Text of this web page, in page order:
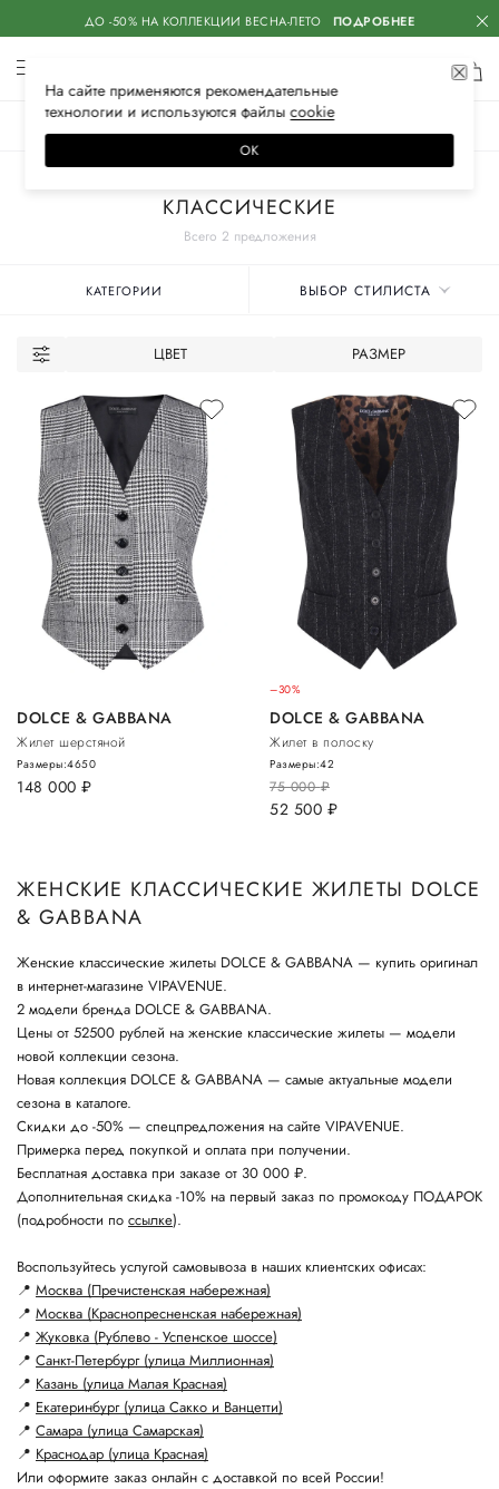
ДО -50% НА КОЛЛЕКЦИИ ВЕСНА-ЛЕТО ПОДРОБНЕЕ
Всего 2 предложения
КЛАССИЧЕСКИЕ
КАТЕГОРИИ ВЫБОР СТИЛИСТА
ЦВЕТ РАЗМЕР
DOLCE & GABBANA
Жилет шерстяной
148 000 руб.
Размеры:4650
–30%
DOLCE & GABBANA
Жилет в полоску
75 000руб.
52 500 руб.
Размеры:42
ЖЕНСКИЕ КЛАССИЧЕСКИЕ ЖИЛЕТЫ DOLCE
& GABBANA
Женские классические жилеты DOLCE & GABBANA — купить оригинал
в интернет-магазине VIPAVENUE.
2 модели бренда DOLCE & GABBANA.
Цены от 52500 рублей на женские классические жилеты — модели
новой коллекции сезона.
Новая коллекция DOLCE & GABBANA — самые актуальные модели
сезона в каталоге.
Скидки до -50% — спецпредложения на сайте VIPAVENUE.
Примерка перед покупкой и оплата при получении.
Бесплатная доставка при заказе от 30 000 ₽.
Дополнительная скидка -10% на первый заказ по промокоду ПОДАРОК
(подробности по ссылке).
Воспользуйтесь услугой самовывоза в наших клиентских офисах:
📍 Москва (Пречистенская набережная)
📍 Москва (Краснопресненская набережная)
📍 Жуковка (Рублево - Успенское шоссе)
📍 Санкт-Петербург (улица Миллионная)
📍 Казань (улица Малая Красная)
📍 Екатеринбург (улица Сакко и Ванцетти)
📍 Самара (улица Самарская)
📍 Краснодар (улица Красная)
Или оформите заказ онлайн с доставкой по всей России!
На сайте применяются рекомендательные
технологии и используются файлысооkiе
ОК